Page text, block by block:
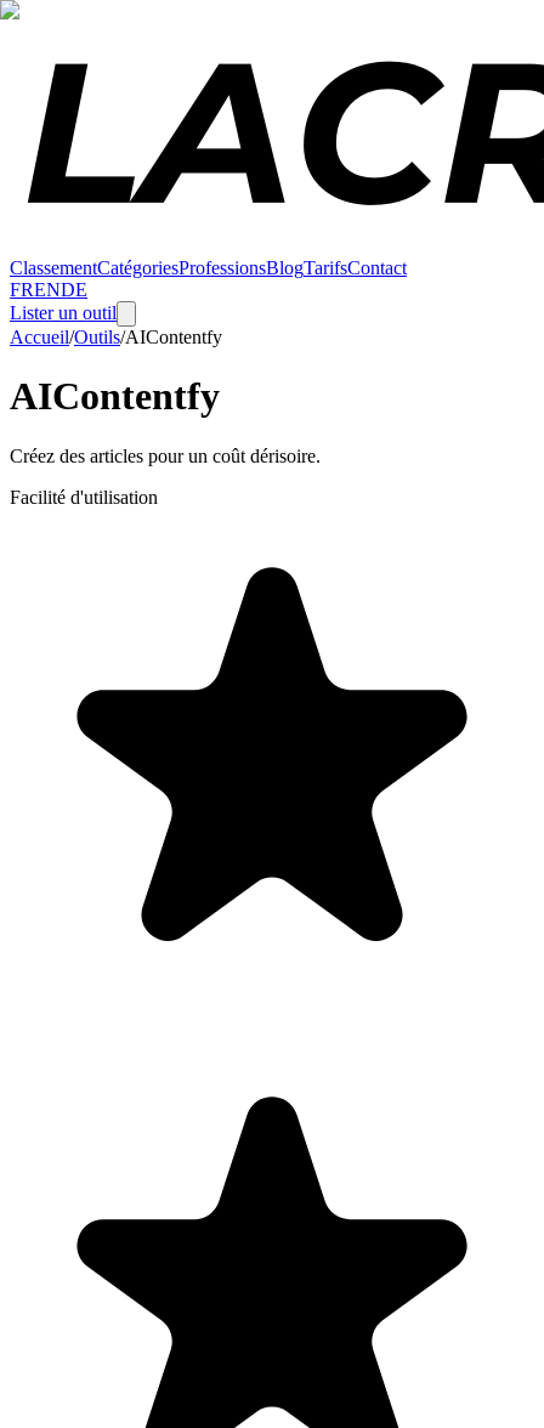
ClassementCatégoriesProfessionsBlogTarifsContact
FRENDE
Lister un outil
Accueil/Outils/AIContentfy
AIContentfy
Créez des articles pour un coût dérisoire.
Facilité d'utilisation